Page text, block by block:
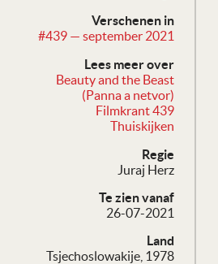
Verschenen in
#439 — september 2021
Lees meer over
Beauty and the Beast
(Panna a netvor)
Filmkrant 439
Thuiskijken
Regie
Juraj Herz
Te zien vanaf
26-07-2021
Land
Tsjechoslowakije, 1978